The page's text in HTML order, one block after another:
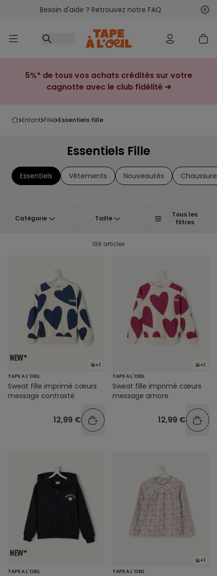
Accéder au contenu
Besoin d'aide ? Retrouvez notre FAQ
5%* de tous vos achats crédités sur votre
cagnotte avec le club fidélité ➔
enfant fille essentiels fille
Essentiels Fille
Essentiels Vêtements Nouveautés
Catégorie Taille
Tous les
filtres
199 articles
+1
TAPE A L'OEIL
Sweat fille imprimé cœurs
message contrasté
12,99 €
+1
TAPE A L'OEIL
Sweat fille imprimé cœurs
message amore
12,99 €
TAPE A L'OEIL
+1
TAPE A L'OEIL